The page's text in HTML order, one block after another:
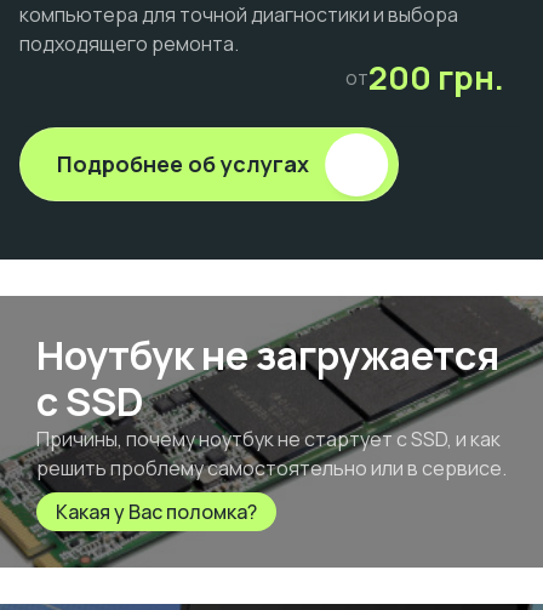
компьютера для точной диагностики и выбора
подходящего ремонта.
от200 грн.
Подробнее об услугах
Ноутбук не загружается
с SSD
Причины, почему ноутбук не стартует с SSD, и как
решить проблему самостоятельно или в сервисе.
Какая у Вас поломка?